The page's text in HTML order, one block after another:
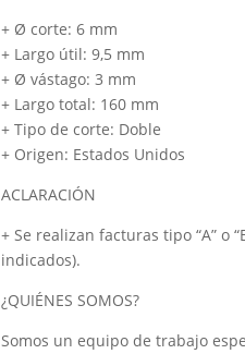
+ Ø corte: 6 mm
+ Largo útil: 9,5 mm
+ Ø vástago: 3 mm
+ Largo total: 160 mm
+ Tipo de corte: Doble
+ Origen: Estados Unidos
ACLARACIÓN
+ Se realizan facturas tipo “A” o
indicados).
¿QUIÉNES SOMOS?
Somos un equipo de trabajo